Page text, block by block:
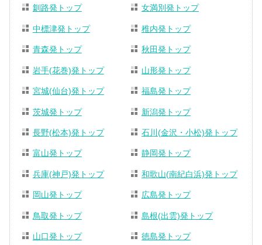
釧路発トップ 女満別発トップ
中標津発トップ 稚内発トップ
青森発トップ 秋田発トップ
岩手(花巻)発トップ 山形発トップ
宮城(仙台)発トップ 福島発トップ
茨城発トップ 新潟発トップ
長野(松本)発トップ 石川(金沢・小松)発トップ
富山発トップ 静岡発トップ
兵庫(神戸)発トップ 和歌山(南紀白浜)発トップ
岡山発トップ 広島発トップ
鳥取発トップ 島根(出雲)発トップ
山口発トップ 徳島発トップ